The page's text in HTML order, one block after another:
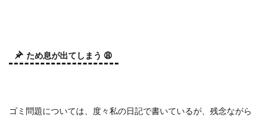
ため息が出てしまう 😩
ゴミ問題については、度々私の日記で書いているが、残念ながら